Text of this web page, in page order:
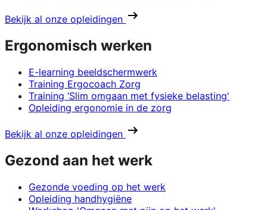
Bekijk al onze opleidingen
Ergonomisch werken
E-learning beeldschermwerk
Training Ergocoach Zorg
Training ‘Slim omgaan met fysieke belasting'
Opleiding ergonomie in de zorg
Bekijk al onze opleidingen
Gezond aan het werk
Gezonde voeding op het werk
Opleiding handhygiëne